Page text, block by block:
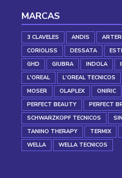
MARCAS
3 CLAVELES ANDIS
CORIOLISS
DESSATA
GHD
GIUBRA INDOLA
L'OREAL
L'OREAL TECNICOS
MOSER
OLAPLEX ONIRIC
PERFECT BEAUTY
PERFECT
SCHWARZKOPF TECNICOS
TANINO THERAPY
TERMIX
WELLA
WELLA TECNICOS